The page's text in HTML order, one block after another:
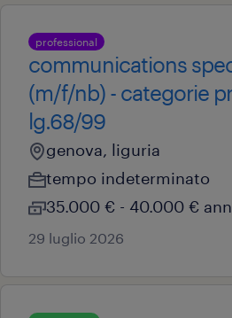
professional
communications
(m/f/nb) - categorie
lg.68/99
genova, liguria
tempo indeterminato
35.000 € - 40.000 €
29 luglio 2026